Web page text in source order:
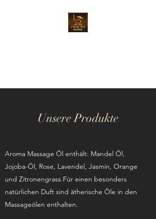
Unsere Produkte
Aroma Massage Öl enthält: Mandel Öl,
Jojoba-Öl, Rose, Lavendel, Jasmin, Orange
und Zitronengrass.Für einen besonders
natürlichen Duft sind ätherische Öle in den
Massageölen enthalten.